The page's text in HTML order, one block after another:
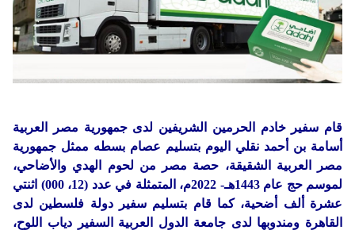
قام سفير خادم الحرمين الشريفين لدى جمهورية مصر العربية
أسامة بن أحمد نقلي اليوم بتسليم عصام بسطه ممثل جمهورية
مصر العربية الشقيقة، حصة مصر من لحوم الهدي والأضاحي،
لموسم حج عام 1443هـ- 2022م، المتمثلة في عدد (12، 000) اثنتي
عشرة ألف أضحية، كما قام بتسليم سفير دولة فلسطين لدى
القاهرة ومندوبها لدى جامعة الدول العربية السفير دياب اللوح،